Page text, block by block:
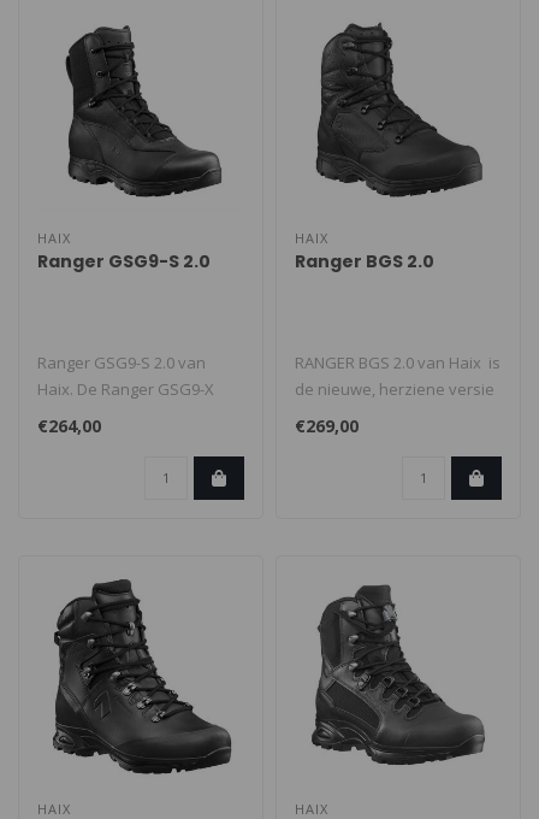
HAIX
Ranger GSG9-S 2.0
Ranger GSG9-S 2.0 van
Haix. De Ranger GSG9-X
maakt deel uit van de HAIX
Police-c..
€264,00
HAIX
Ranger BGS 2.0
RANGER BGS 2.0 van Haix is
de nieuwe, herziene versie
van de populaire RANGER ..
€269,00
HAIX HAIX